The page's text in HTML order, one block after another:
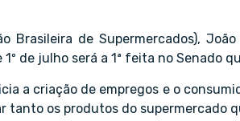
Brasileira de Supermercados),
de julho será a 1ª feita no Senado
a criação de empregos e o
tanto os produtos do supermercado